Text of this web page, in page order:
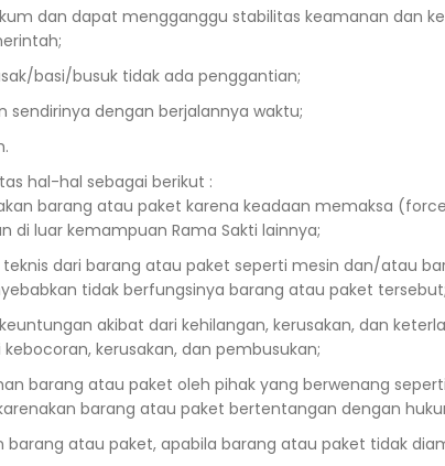
dan dapat mengganggu stabilitas keamanan dan
basi/busuk tidak ada penggantian;
sendirinya dengan berjalannya waktu;
hal-hal sebagai berikut :
barang atau paket karena keadaan memaksa
luar kemampuan Rama Sakti lainnya;
teknis dari barang atau paket seperti mesin dan/atau
tidak berfungsinya barang atau paket tersebut;
akibat dari kehilangan, kerusakan, dan
kerusakan, dan pembusukan;
barang atau paket oleh pihak yang berwenang seperti
barang atau paket bertentangan dengan
barang atau paket, apabila barang atau paket tidak